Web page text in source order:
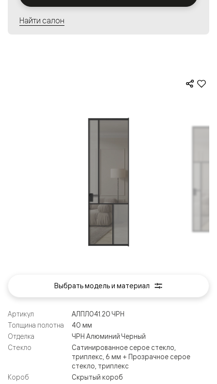
Найти салон
Артикул
АЛПЛ041.20 ЧРН
Толщина полотна
40 мм
Отделка
ЧРН Алюминий Черный
Стекло
Сатинированное серое стекло,
триплекс, 6 мм + Прозрачное серое
стекло, триплекс
Короб
Скрытый короб
Выбрать модель и материал